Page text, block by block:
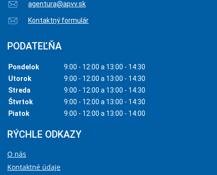
agentura@apvv.sk
Kontaktný formulár
PODATEĽŇA
Pondelok
9:00 - 12:00 a 13:00 - 14:30
Utorok
9:00 - 12:00 a 13:00 - 14:30
Streda
9:00 - 12:00 a 13:00 - 14:30
Štvrtok
9:00 - 12:00 a 13:00 - 14:30
Piatok
9:00 - 12:00 a 13:00 - 14:00
RÝCHLE ODKAZY
O nás
Kontaktné údaje